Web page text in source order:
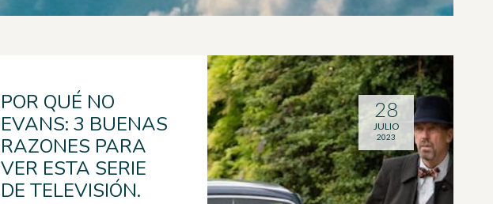
POR QUÉ NO
EVANS: 3 BUENAS
RAZONES PARA
VER ESTA SERIE
DE TELEVISIÓN.
28
JULIO
2023